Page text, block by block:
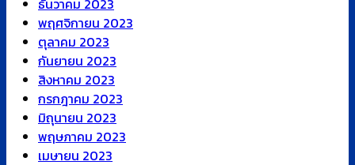
ธันวาคม 2023
พฤศจิกายน 2023
ตุลาคม 2023
กันยายน 2023
สิงหาคม 2023
กรกฎาคม 2023
มิถุนายน 2023
พฤษภาคม 2023
เมษายน 2023